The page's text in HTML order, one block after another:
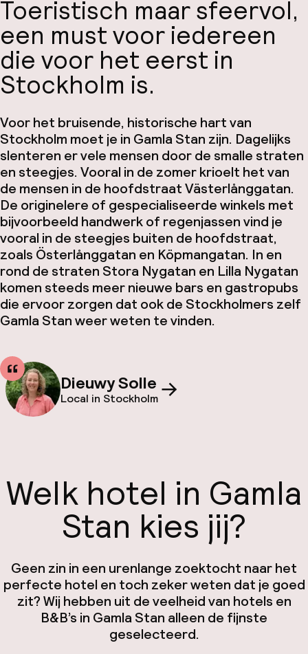
Toeristisch maar sfeervol,
een must voor iedereen
die voor het eerst in
Stockholm is.
Voor het bruisende, historische hart van
Stockholm moet je in Gamla Stan zijn. Dagelijks
slenteren er vele mensen door de smalle straten
en steegjes. Vooral in de zomer krioelt het van
de mensen in de hoofdstraat Västerlånggatan.
De originelere of gespecialiseerde winkels met
bijvoorbeeld handwerk of regenjassen vind je
vooral in de steegjes buiten de hoofdstraat,
zoals Österlånggatan en Köpmangatan. In en
rond de straten Stora Nygatan en Lilla Nygatan
komen steeds meer nieuwe bars en gastropubs
die ervoor zorgen dat ook de Stockholmers zelf
Gamla Stan weer weten te vinden.
Dieuwy Solle
Local in Stockholm
Welk hotel in Gamla
Stan kies jij?
Geen zin in een urenlange zoektocht naar het
perfecte hotel en toch zeker weten dat je goed
zit? Wij hebben uit de veelheid van hotels en
B&B’s in Gamla Stan alleen de fijnste
geselecteerd.